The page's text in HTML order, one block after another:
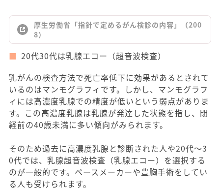
厚生労働省「指針で定めるがん検診の内容」（200
8）
20代30代は乳腺エコー（超音波検査）
乳がんの検査方法で死亡率低下に効果があるとされて
いるのはマンモグラフィです。しかし、マンモグラフ
ィには高濃度乳腺での精度が低いという弱点がありま
す。この高濃度乳腺は乳腺が発達した状態を指し、閉
経前の40歳未満に多い傾向がみられます。
そのため過去に高濃度乳腺と診断された人や20代～3
0代では、乳腺超音波検査（乳腺エコー）を選択する
のが一般的です。ペースメーカーや豊胸手術をしてい
る人も受けられます。